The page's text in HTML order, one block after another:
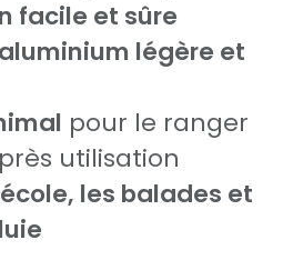
facile et sûre
légère et
pour le ranger
utilisation
les balades et